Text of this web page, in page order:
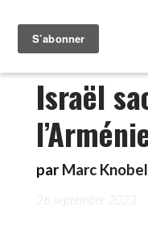
Israël
par Marc Knobel
26 septembre 2023